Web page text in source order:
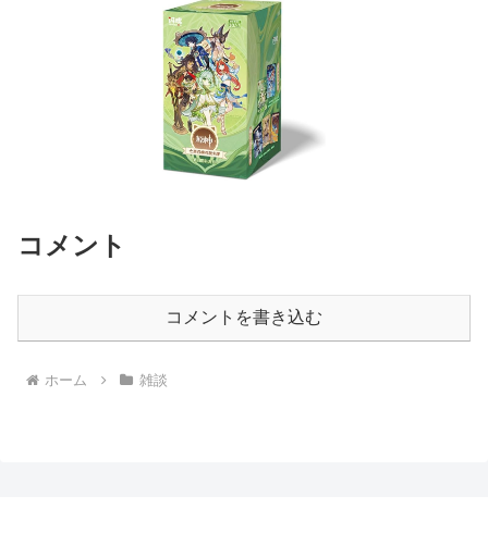
コメント
コメントを書き込む
ホーム 雑談